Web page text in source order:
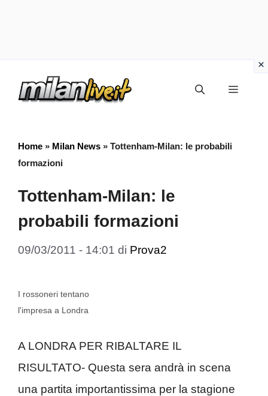
Menu
Home » Milan News » Tottenham-Milan: le probabili
formazioni
Tottenham-Milan: le
probabili formazioni
09/03/2011 - 14:01 di Prova2
I rossoneri tentano
l'impresa a Londra
A LONDRA PER RIBALTARE IL
RISULTATO- Questa sera andrà in scena
una partita importantissima per la stagione